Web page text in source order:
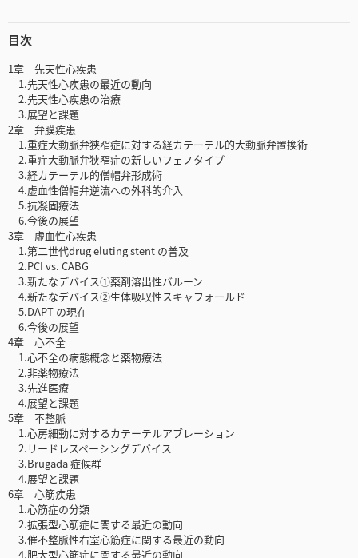
目次
1章 先天性心疾患
1.先天性心疾患の最近の動向
2.先天性心疾患の治療
3.展望と課題
2章 弁膜疾患
1.重症大動脈弁狭窄症に対する経カテーテル的大動脈弁置換術
2.重症大動脈弁狭窄症の新しいフェノタイプ
3.経カテーテル的僧帽弁形成術
4.虚血性僧帽弁逆流への外科的介入
5.抗凝固療法
6.今後の展望
3章 虚血性心疾患
1.第二世代drug eluting stent の普及
2.PCI vs. CABG
3.新たなデバイス①薬剤溶出性バルーン
4.新たなデバイス②生体吸収性スキャフォールド
5.DAPT の現在
6.今後の展望
4章 心不全
1.心不全の病態概念と薬物療法
2.非薬物療法
3.先進医療
4.展望と課題
5章 不整脈
1.心房細動に対するカテーテルアブレーション
2.リードレスペーシングデバイス
3.Brugada 症候群
4.展望と課題
6章 心筋疾患
1.心筋症の分類
2.拡張型心筋症に関する最近の動向
3.催不整脈性右室心筋症に関する最近の動向
4.肥大型心筋症に関する最近の動向